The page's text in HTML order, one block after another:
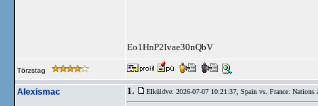
Eo1HnP2Ivae30nQbV
Törzstag
Alexismac 1. Elküldve: 2026-07-07 10:21:37, Spain vs. France: Nations